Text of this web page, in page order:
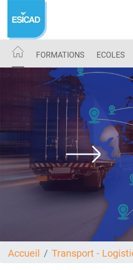
contenu
FORMATIONS ECOLES
Accueil Transport -